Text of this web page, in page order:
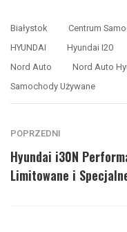
Białystok
Centrum
HYUNDAI
Hyundai I20
Nord Auto
Nord Auto
Samochody Używane
POPRZEDNI
Hyundai i30N
Limitowane i